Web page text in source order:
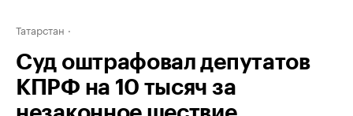
Татарстан
Суд оштрафовал депутатов
КПРФ на 10 тысяч за